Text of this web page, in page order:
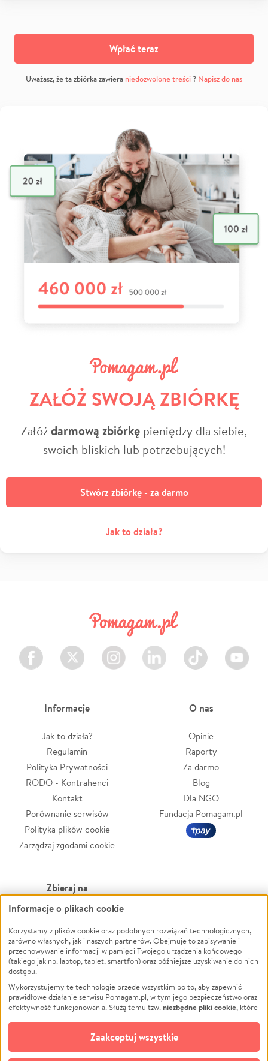
Wpłać teraz
Uważasz, że ta zbiórka zawiera niedozwolone treści? Napisz do nas
ZAŁÓŻ SWOJĄ ZBIÓRKĘ
Załóżdarmową zbiórkę pieniędzy dla siebie,
swoich bliskich lub potrzebujących!
Stwórz zbiórkę - za darmo
Jak to działa?
Facebook Twitter Instagram LinkedIn TikTok Youtube
Informacje
Jak to działa?
Regulamin
Polityka Prywatności
RODO - Kontrahenci
Kontakt
Porównanie serwisów
Polityka plików cookie
Zarządzaj zgodami cookie
O nas
Opinie
Raporty
Za darmo
Blog
Dla NGO
Fundacja Pomagam.pl
Zbieraj na
Leczenie
Zwierzęta
Pożar
Ukraina
Pomoc Finansowa
Projekty
Pogrzeb
Społeczność lokalna
Kultura
Powódź
Wichura
NGO
Edukacja
Podróż
Impreza
Ochrona środowiska
Biznes
Informacje o plikach cookie
Korzystamy z plików cookie oraz podobnych rozwiązań technologicznych,
zarówno własnych, jak i naszych partnerów. Obejmuje to zapisywanie i
przechowywanie informacji w pamięci Twojego urządzenia końcowego
(takiego jak np. laptop, tablet, smartfon) oraz późniejsze uzyskiwanie do nich
dostępu.
Wykorzystujemy te technologie przede wszystkim po to, aby zapewnić
prawidłowe działanie serwisu Pomagam.pl, w tym jego bezpieczeństwo oraz
efektywność funkcjonowania. Służą temu tzw.niezbędne pliki cookie, które
opcjonalnych plików cookie
technologii do celów analitycznych i retargetingowych. Możesz wyrazić
zgodę na ich stosowanie lub jej odmówić. W dowolnym momencie masz
Zaakceptuj wszystkie